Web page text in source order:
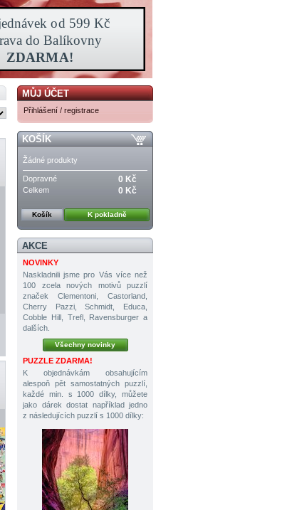
MŮJ ÚČET
Přihlášení / registrace
KOŠÍK
Žádné produkty
Dopravné 0 Kč
Celkem 0 Kč
Košík K pokladně
AKCE
NOVINKY
Naskladnili jsme pro Vás více než
100 zcela nových motivů puzzlí
značek Clementoni, Castorland,
Cherry Pazzi, Schmidt, Educa,
Cobble Hill, Trefl, Ravensburger a
dalších.
Všechny novinky
PUZZLE ZDARMA!
K objednávkám obsahujícím
alespoň pět samostatných puzzlí,
každé min. s 1000 dílky, můžete
jako dárek dostat například jedno
z následujících puzzlí s 1000 dílky: